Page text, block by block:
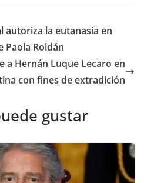
di
t
l e
n
p
tir
autoriza la eutanasia en
Paola Roldán
a Hernán Luque Lecaro en
con fines de extradición
gustar